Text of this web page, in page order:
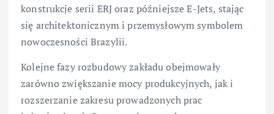
konstrukcje serii ERJ oraz późniejsze E-Jets, stając
się architektonicznym i przemysłowym symbolem
nowoczesności Brazylii.
Kolejne fazy rozbudowy zakładu obejmowały
zarówno zwiększanie mocy produkcyjnych, jak i
rozszerzanie zakresu prowadzonych prac